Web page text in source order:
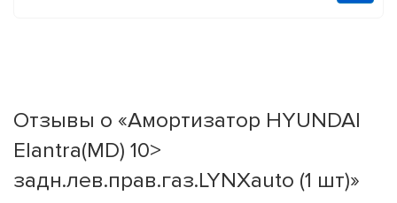
Отзывы о «Амортизатор HYUNDAI
Elantra(MD) 10>
задн.лев.прав.газ.LYNXauto (1 шт)»